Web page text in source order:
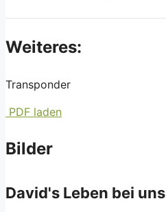
Weiteres:
Transponder
PDF laden
Bilder
David's Leben bei uns